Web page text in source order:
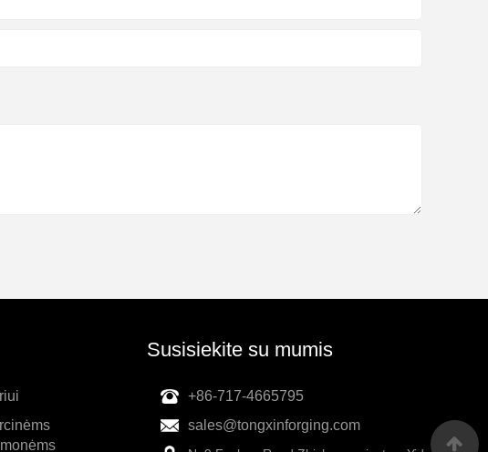
Susisiekite su mumis
+86-717-4665795
sales@tongxinforging.com